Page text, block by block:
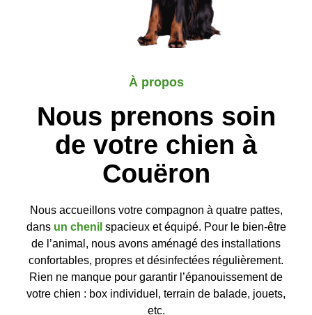
À propos
Nous prenons soin
de votre chien à
Couëron
Nous accueillons votre compagnon à quatre pattes,
dans un chenil spacieux et équipé. Pour le bien-être
de l’animal, nous avons aménagé des installations
confortables, propres et désinfectées régulièrement.
Rien ne manque pour garantir l’épanouissement de
votre chien : box individuel, terrain de balade, jouets,
etc.